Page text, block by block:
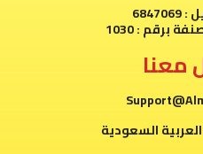
برقم : 1030
معنا
السعودية